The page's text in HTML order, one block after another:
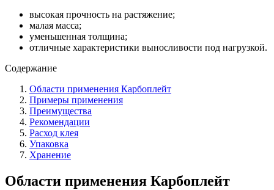
высокая прочность на растяжение;
малая масса;
уменьшенная толщина;
отличные характеристики выносливости под нагрузкой.
Содержание
Области применения Карбоплейт
Примеры применения
Преимущества
Рекомендации
Расход клея
Упаковка
Хранение
Области применения Карбоплейт